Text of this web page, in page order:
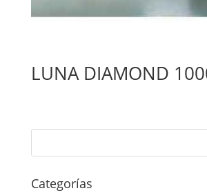
LUNA DIAMOND
Categorías